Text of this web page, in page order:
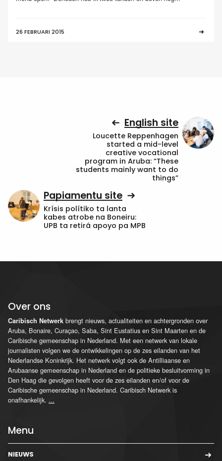
26 FEBRUARI 2015
English site
Loucette Reppenhagen
started a mid-level
creative vocational
program in Aruba: “These
students mainly want to do
things”
Papiamentu site
Krísis polítiko ta lanta
kabes atrobe na Boneiru:
UPB ta retirá apoyo pa MPB
Over ons
Caribisch Netwerk brengt nieuws, actualiteiten en achtergronden over
Aruba, Bonaire, Curaçao, Saba, Sint Eustatius en Sint Maarten en de
Caribische gemeenschap in Nederland. Met een netwerk van lokale
journalisten volgen we de ontwikkelingen op de zes eilanden van het
Nederlandse Koninkrijk. Het netwerk volgt ook de Antilliaanse en
Arubaanse gemeenschap in Nederland en de politieke besluitvorming in
Den Haag die gevolgen heeft voor de zes eilanden en/of voor de
Caribische gemeenschap in Nederland. Caribisch Netwerk is
onafhankelijk. ...
Menu
NIEUWS